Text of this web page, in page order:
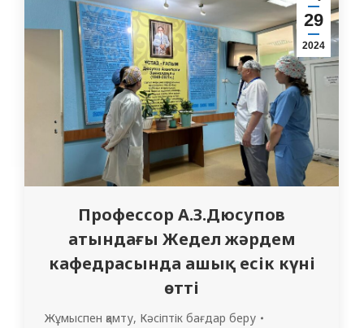
ағылшынжәне орыс тілдеріндегі
глоссарий жіберілді. Сабақбарысында
студенттер әртүрлі тұқым
қуалайтынаурулардың клиникалық
белгілерін орыс тілінде оқыды.Диалогтар
да жұппен құрастырылып,…
29
2024
Профессор А.З.Дюсупов
атындағы Жедел жәрдем
кафедрасында ашық есік күні
өтті
Жұмыспен қамту, Кәсіптік бағдар беру